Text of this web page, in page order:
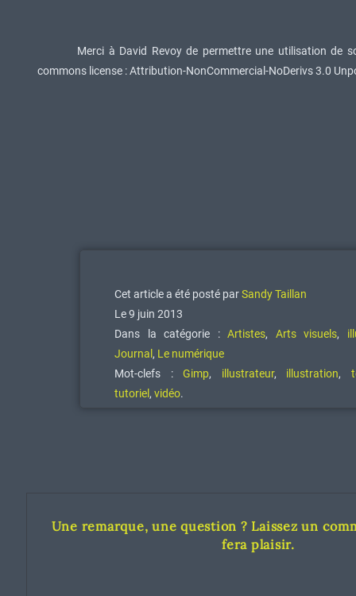
Merci à David Revoy de permettre une utilisation de
commons license : Attribution-NonCommercial-NoDerivs 3.0
Cet article a été posté parSandy Taillan
Le 9 juin 2013
Dans la catégorie :Artistes, Arts visuels,
Journal , Le numérique
Mot-clefs : Gimp, illustrateur, illustration,
tutoriel ,vidéo.
Une remarque, une question ? Laissez un
fera plaisir.